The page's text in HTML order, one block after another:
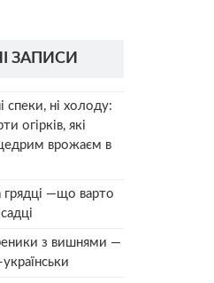
ЗАПИСИ
спеки, ні холоду:
огірків, які
врожаєм в
грядці —що варто
з вишнями —